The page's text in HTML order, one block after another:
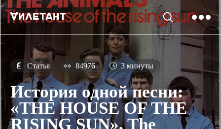
📄 Статья 👀 84976 🕓 3 минуты
История одной песни:
«THE HOUSE OF THE
RISING SUN», The